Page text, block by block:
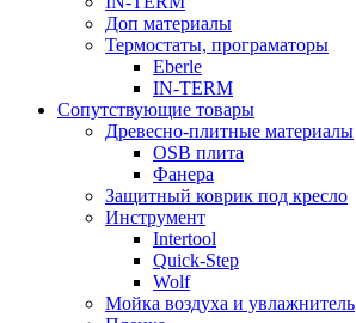
Доп материалы
Термостаты, програматоры
Eberle
IN-TERM
Сопутствующие товары
Древесно-плитные материалы
OSB плита
Фанера
Защитный коврик под кресло
Инструмент
Intertool
Quick-Step
Wolf
Мойка воздуха и увлажнитель